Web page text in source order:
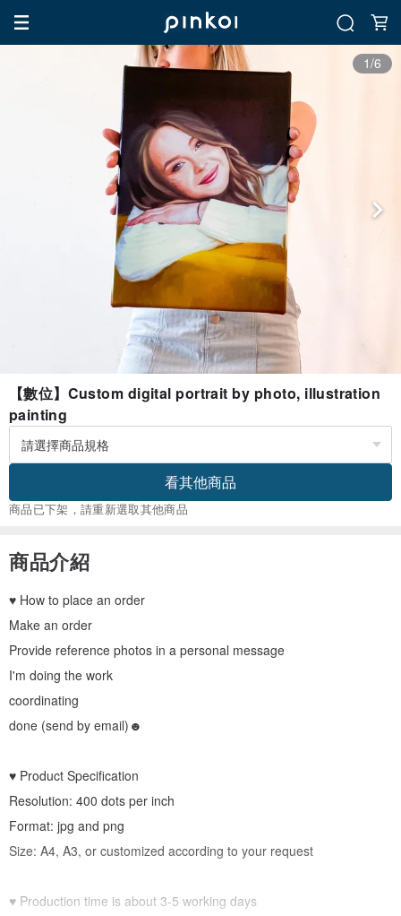
1/6
【數位】Custom digital portrait by photo, illustration
painting
看其他商品
商品已下架，請重新選取其他商品
商品介紹
♥ How to place an order
Make an order
Provide reference photos in a personal message
I'm doing the work
coordinating
done (send by email)☻
♥ Product Specification
Resolution: 400 dots per inch
Format: jpg and png
Size: A4, A3, or customized according to your request
♥ Production time is about 3-5 working days